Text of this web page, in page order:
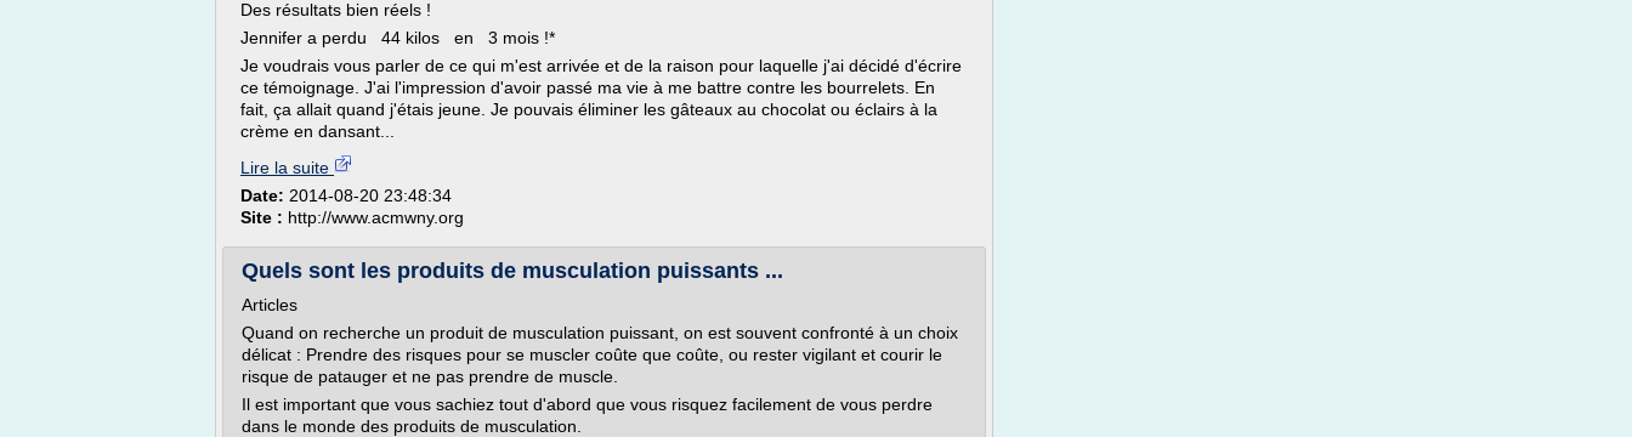
Des résultats bien réels !
Jennifer a perdu 44 kilos en 3 mois !*
Je voudrais vous parler de ce qui m'est arrivée et de la raison pour laquelle j'ai décidé d'écrire
ce témoignage. J'ai l'impression d'avoir passé ma vie à me battre contre les bourrelets. En
fait, ça allait quand j'étais jeune. Je pouvais éliminer les gâteaux au chocolat ou éclairs à la
crème en dansant...
Lire la suite
Date: 2014-08-20 23:48:34
Site : http://www.acmwny.org
Quels sont les produits de musculation puissants ...
Articles
Quand on recherche un produit de musculation puissant, on est souvent confronté à un choix
délicat : Prendre des risques pour se muscler coûte que coûte, ou rester vigilant et courir le
risque de patauger et ne pas prendre de muscle.
Il est important que vous sachiez tout d'abord que vous risquez facilement de vous perdre
dans le monde des produits de musculation.